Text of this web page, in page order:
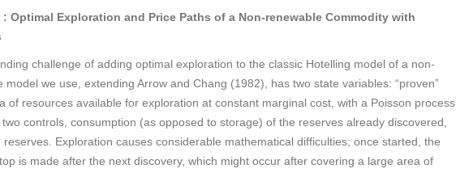
Optimal Exploration and Price Paths of a Non-renewable Commodity with
challenge of adding optimal exploration to the classic Hotelling model of a non-
model we use, extending Arrow and Chang (1982), has two state variables: “proven”
of resources available for exploration at constant marginal cost, with a Poisson process
controls, consumption (as opposed to storage) of the reserves already discovered,
Exploration causes considerable mathematical difficulties; once started, the
is made after the next discovery, which might occur after covering a large area of